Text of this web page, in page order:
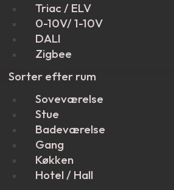
Triac / ELV
0-10V/ 1-10V
DALI
Zigbee
Sorter efter rum
Soveværelse
Stue
Badeværelse
Gang
Køkken
Hotel / Hall